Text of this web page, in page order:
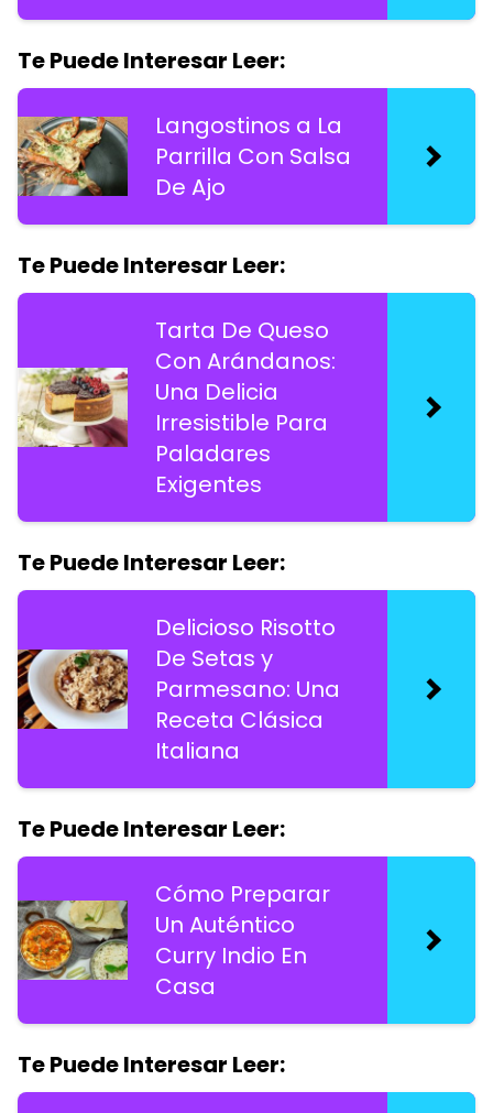
Te Puede Interesar Leer:
Langostinos a La
Parrilla Con Salsa
De Ajo
Te Puede Interesar Leer:
Tarta De Queso
Con Arándanos:
Una Delicia
Irresistible Para
Paladares
Exigentes
Te Puede Interesar Leer:
Delicioso Risotto
De Setas y
Parmesano: Una
Receta Clásica
Italiana
Te Puede Interesar Leer:
Cómo Preparar
Un Auténtico
Curry Indio En
Casa
Te Puede Interesar Leer: